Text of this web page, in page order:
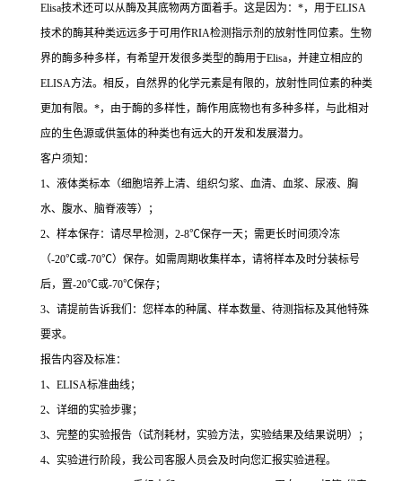
Elisa技术还可以从酶及其底物两方面着手。这是因为： *，用于ELISA
技术的酶其种类远远多于可用作RIA检测指示剂的放射性同位素。生物
界的酶多种多样，有希望开发很多类型的酶用于Elisa，并建立相应的
ELISA方法。相反，自然界的化学元素是有限的，放射性同位素的种类
更加有限。 *，由于酶的多样性，酶作用底物也有多种多样，与此相对
应的生色源或供氢体的种类也有远大的开发和发展潜力。
客户须知：
1、液体类标本（细胞培养上清、组织匀浆、血清、血浆、尿液、胸
水、腹水、脑脊液等）；
2、样本保存：请尽早检测， 2-8℃保存一天；需更长时间须冷冻
（-20℃或-70℃）保存。如需周期收集样本，请将样本及时分装标号
后，置-20℃或-70℃保存；
3、请提前告诉我们：您样本的种属、样本数量、待测指标及其他特殊
要求。
报告内容及标准：
1、 ELISA标准曲线；
2、详细的实验步骤；
3、完整的实验报告（试剂耗材，实验方法，实验结果及结果说明）；
4、实验进行阶段，我公司客服人员会及时向您汇报实验进程。